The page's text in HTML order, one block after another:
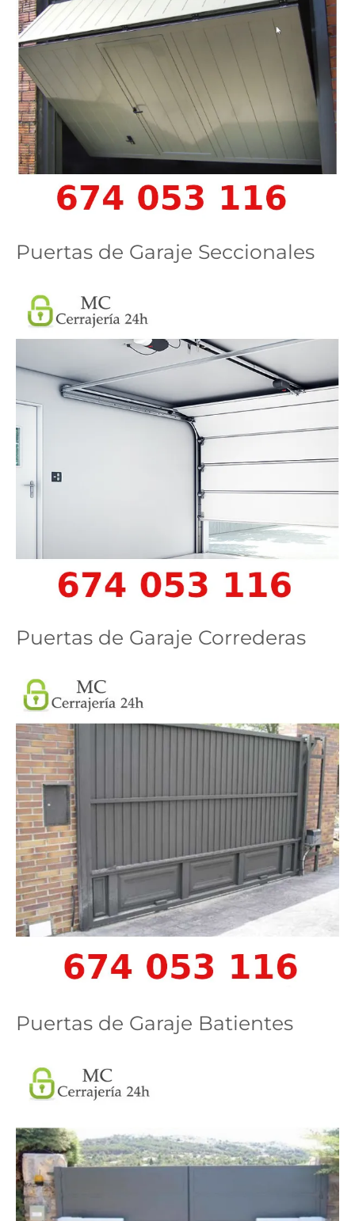
Puertas de Garaje Seccionales
Puertas de Garaje Correderas
Puertas de Garaje Batientes